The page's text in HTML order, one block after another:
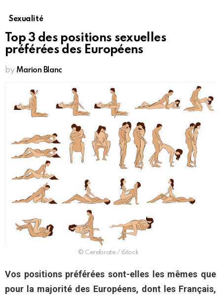
Sexualité
Top 3 des positions sexuelles
préférées des Européens
by Marion Blanc
© Cerebrate / iStock
Vos positions préférées sont-elles les mêmes que
pour la majorité des Européens, dont les Français,